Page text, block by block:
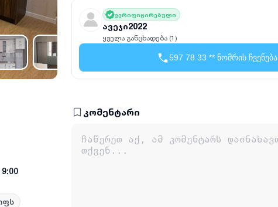
ვერიფიცირებული
ავეჯი2022
ყველა განცხადება (1)
597 78 33 ** ნომრის ჩვენება
კომენტარი